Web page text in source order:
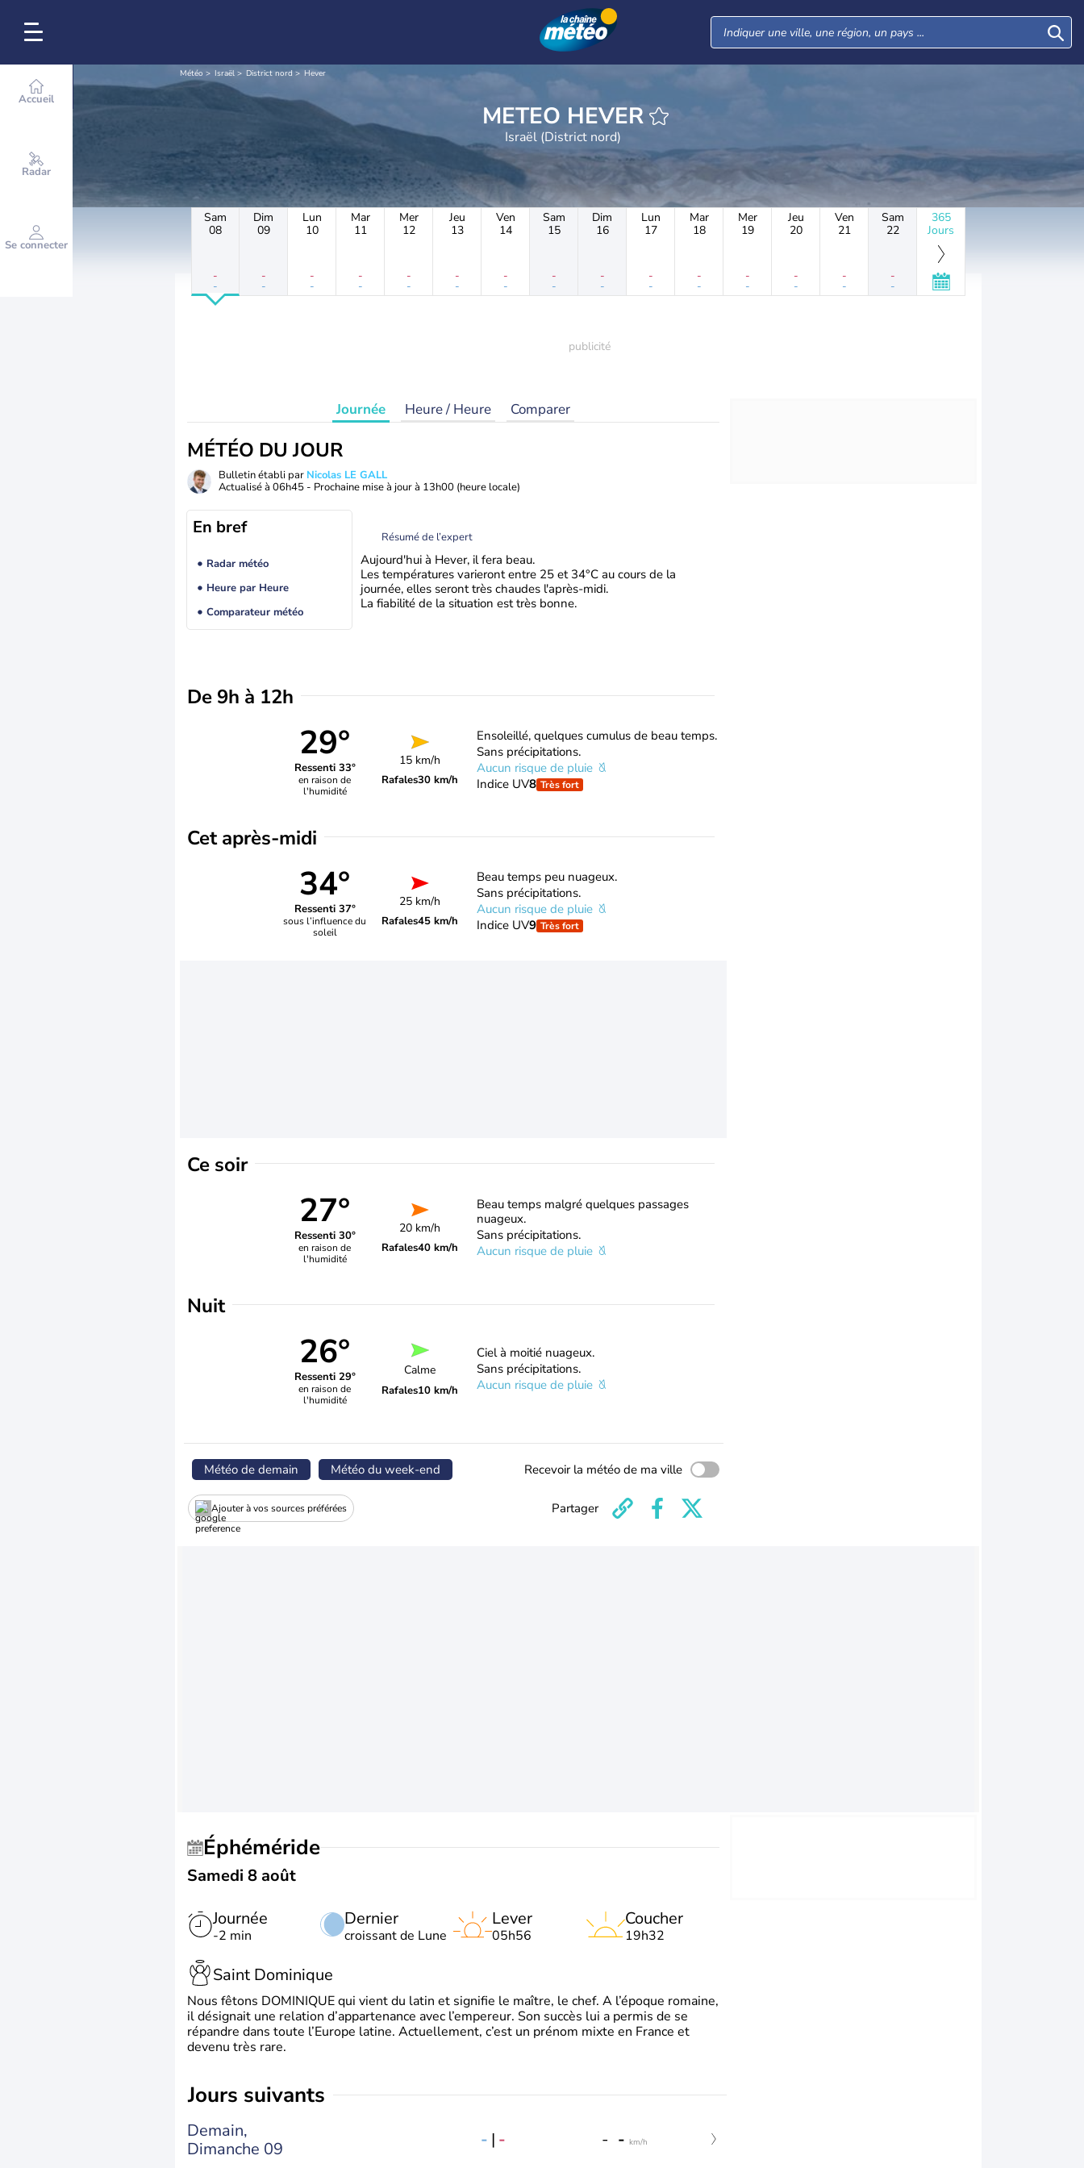
Accueil
Radar
Se connecter
Météo Israël District nord Hever
METEO HEVER
Israël (District nord)
Sam
08
-
-
Dim
09
-
-
Lun
10
-
-
Mar
11
-
-
Mer
12
-
-
Jeu
13
-
-
Ven
14
-
-
Sam
15
-
-
Dim
16
-
-
Lun
17
-
-
Mar
18
-
-
Mer
19
-
-
Jeu
20
-
-
Ven
21
-
-
Sam
22
-
-
365
Jours
Journée Heure / Heure Comparer
MÉTÉO DU JOUR
Bulletin établi par Nicolas LE GALL
Actualisé à 06h45 - Prochaine mise à jour à 13h00 (heure locale)
En bref
Radar météo
Heure par Heure
Comparateur météo
Résumé de l’expert
Aujourd'hui à Hever, il fera beau.
Les températures varieront entre 25 et 34°C au cours de la
journée, elles seront très chaudes l'après-midi.
La fiabilité de la situation est très bonne.
De 9h à 12h
29°
Ressenti 33°
en raison de
l'humidité
15 km/h
Rafales30 km/h
Ensoleillé, quelques cumulus de beau temps.
Sans précipitations.
Aucun risque de pluie
Indice UV8 Très fort
Cet après-midi
34°
Ressenti 37°
sous l’influence du
soleil
25 km/h
Rafales45 km/h
Beau temps peu nuageux.
Sans précipitations.
Aucun risque de pluie
Indice UV9 Très fort
Ce soir
27°
Ressenti 30°
en raison de
l'humidité
20 km/h
Rafales40 km/h
Beau temps malgré quelques passages
nuageux.
Sans précipitations.
Aucun risque de pluie
Nuit
26°
Ressenti 29°
en raison de
l'humidité
Calme
Rafales10 km/h
Ciel à moitié nuageux.
Sans précipitations.
Aucun risque de pluie
Météo de demain Météo du week-end Recevoir la météo de ma ville
Ajouter à vos sources préférées Partager
Éphéméride
Samedi 8 août
Journée
-2 min
Dernier
croissant de Lune
Lever
05h56
Coucher
19h32
Saint Dominique
Nous fêtons DOMINIQUE qui vient du latin et signifie le maître, le chef. A l’époque romaine,
il désignait une relation d’appartenance avec l’empereur. Son succès lui a permis de se
répandre dans toute l’Europe latine. Actuellement, c’est un prénom mixte en France et
devenu très rare.
jours suivants
Demain,
Dimanche 09
- | - - - km/h